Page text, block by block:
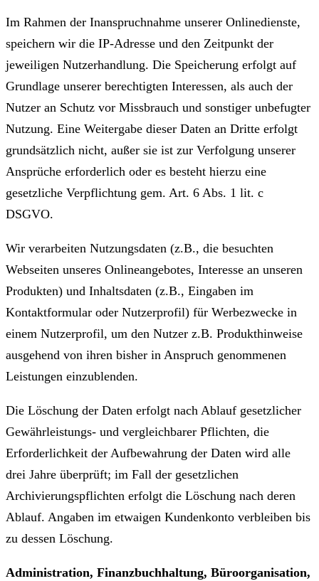
Im Rahmen der Inanspruchnahme unserer Onlinedienste,
speichern wir die IP-Adresse und den Zeitpunkt der
jeweiligen Nutzerhandlung. Die Speicherung erfolgt auf
Grundlage unserer berechtigten Interessen, als auch der
Nutzer an Schutz vor Missbrauch und sonstiger unbefugter
Nutzung. Eine Weitergabe dieser Daten an Dritte erfolgt
grundsätzlich nicht, außer sie ist zur Verfolgung unserer
Ansprüche erforderlich oder es besteht hierzu eine
gesetzliche Verpflichtung gem. Art. 6 Abs. 1 lit. c
DSGVO.
Wir verarbeiten Nutzungsdaten (z.B., die besuchten
Webseiten unseres Onlineangebotes, Interesse an unseren
Produkten) und Inhaltsdaten (z.B., Eingaben im
Kontaktformular oder Nutzerprofil) für Werbezwecke in
einem Nutzerprofil, um den Nutzer z.B. Produkthinweise
ausgehend von ihren bisher in Anspruch genommenen
Leistungen einzublenden.
Die Löschung der Daten erfolgt nach Ablauf gesetzlicher
Gewährleistungs- und vergleichbarer Pflichten, die
Erforderlichkeit der Aufbewahrung der Daten wird alle
drei Jahre überprüft; im Fall der gesetzlichen
Archivierungspflichten erfolgt die Löschung nach deren
Ablauf. Angaben im etwaigen Kundenkonto verbleiben bis
zu dessen Löschung.
Administration, Finanzbuchhaltung, Büroorganisation,